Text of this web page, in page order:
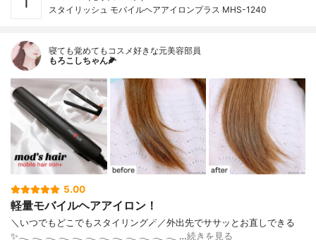
スタイリッシュ モバイルヘアアイロンプラス MHS-1240
寝ても覚めてもコスメ好きな元美容部員
もろこしちゃん🌽
5.00
軽量モバイルヘアアイロン！
＼いつでもどこでもスタイリング🪄／外出先でササッとお直しできる
✨‪𓂃‬ ‪𓂃‬ ‪𓂃‬ ‪𓂃‬ ‪𓂃‬ ‪𓂃‬ ‪𓂃‬ ‪𓂃‬ ‪𓂃‬ ‪𓂃‬ ‪𓂃‬ ‪𓂃‬ …続きを見る